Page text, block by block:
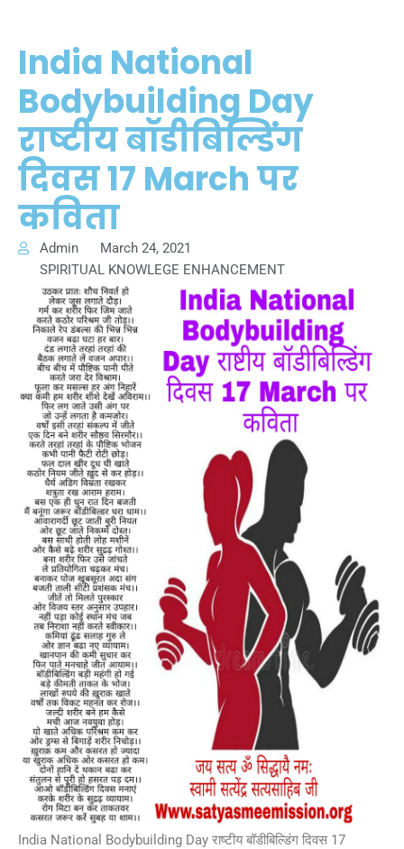
India National
Bodybuilding Day
राष्टीय बॉडीबिल्डिंग
दिवस 17 March पर
कविता
Admin
March 24, 2021
SPIRITUAL KNOWLEGE ENHANCEMENT
India National Bodybuilding Day राष्टीय बॉडीबिल्डिंग दिवस 17